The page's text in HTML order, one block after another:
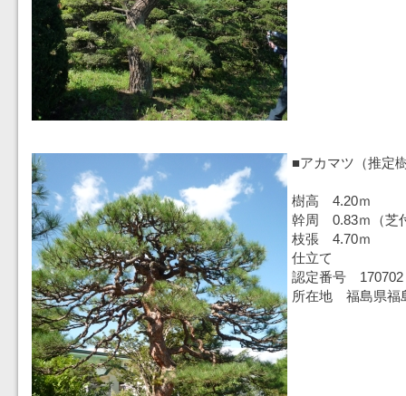
■アカマツ（推定
樹高 4.20ｍ
幹周 0.83ｍ（芝
枝張 4.70ｍ
仕立て
認定番号 170702
所在地 福島県福